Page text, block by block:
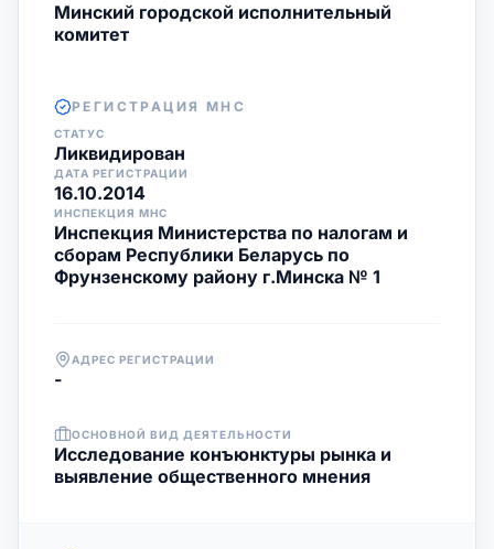
Минский городской исполнительный
комитет
РЕГИСТРАЦИЯ МНС
СТАТУС
Ликвидирован
ДАТА РЕГИСТРАЦИИ
16.10.2014
ИНСПЕКЦИЯ МНС
Инспекция Министерства по налогам и
сборам Республики Беларусь по
Фрунзенскому району г.Минска № 1
АДРЕС РЕГИСТРАЦИИ
-
ОСНОВНОЙ ВИД ДЕЯТЕЛЬНОСТИ
Исследование конъюнктуры рынка и
выявление общественного мнения